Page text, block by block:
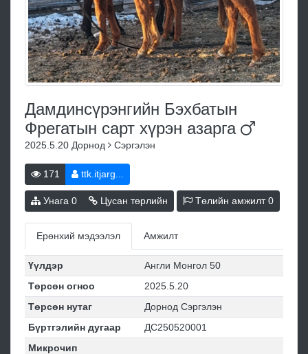
Дамдинсүрэнгийн Бэхбатын
Фрегатын сарт хүрэн азарга
2025.5.20 Дорнод Сэргэлэн
171 ttk.itjarg...
Унага 0 Цусан төрлийн Төлийн амжилт0
Ерөнхий мэдээлэл Амжилт
Үүлдэр
Англи Монгол 50
Төрсөн огноо
2025.5.20
Төрсөн нутаг
Дорнод Сэргэлэн
Бүртгэлийн дугаар
ДС250520001
Микрочип